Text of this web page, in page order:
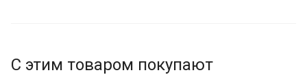
С этим товаром покупают